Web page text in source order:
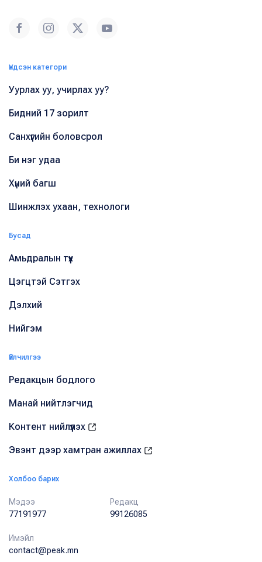
Үндсэн категори
Уурлах уу, учирлах уу?
Бидний 17 зорилт
Санхүүгийн боловсрол
Би нэг удаа
Хүний багш
Шинжлэх ухаан, технологи
Бусад
Амьдралын түүх
Цэгцтэй Сэтгэх
Дэлхий
Нийгэм
Үйлчилгээ
Редакцын бодлого
Манай нийтлэгчид
Контент нийлүүлэх
Эвэнт дээр хамтран ажиллах
Холбоо барих
Мэдээ
77191977
Редакц
99126085
Имэйл
contact@peak.mn